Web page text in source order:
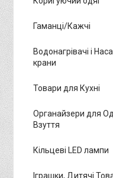
Гаманці/Кажчі
Водонагрівачі і
крани
Товари для Кухні
Органайзери для
Взуття
Кільцеві LED лампи
Іграшки, Дитячі